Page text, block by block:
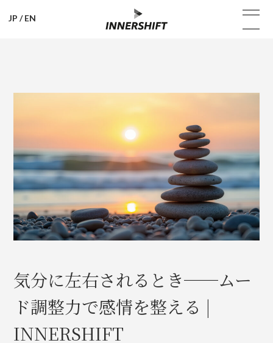
JP /EN
気分に左右されるとき──ムー
ド調整力で感情を整える |
INNERSHIFT